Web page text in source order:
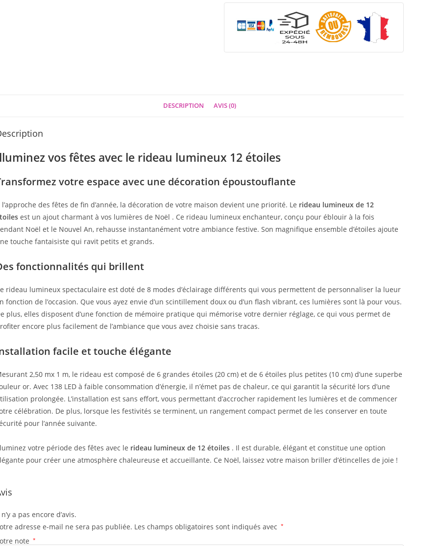
DESCRIPTION AVIS (0)
vos fêtes avec le rideau lumineux 12 étoiles
votre espace avec une décoration époustouflante
l’approche des fêtes de fin d’année, la décoration de votre maison devient une priorité. Le rideau lumineux de 12
est un ajout charmant à vos lumières de Noël . Ce rideau lumineux enchanteur, conçu pour éblouir à la fois
Noël et le Nouvel An, rehausse instantanément votre ambiance festive. Son magnifique ensemble d’étoiles ajoute
touche fantaisiste qui ravit petits et grands.
fonctionnalités qui brillent
rideau lumineux spectaculaire est doté de 8 modes d’éclairage différents qui vous permettent de personnaliser la lueur
fonction de l’occasion. Que vous ayez envie d’un scintillement doux ou d’un flash vibrant, ces lumières sont là pour vous.
plus, elles disposent d’une fonction de mémoire pratique qui mémorise votre dernier réglage, ce qui vous permet de
encore plus facilement de l’ambiance que vous avez choisie sans tracas.
facile et touche élégante
2,50 mx 1 m, le rideau est composé de 6 grandes étoiles (20 cm) et de 6 étoiles plus petites (10 cm) d’une superbe
or. Avec 138 LED à faible consommation d’énergie, il n’émet pas de chaleur, ce qui garantit la sécurité lors d’une
prolongée. L’installation est sans effort, vous permettant d’accrocher rapidement les lumières et de commencer
célébration. De plus, lorsque les festivités se terminent, un rangement compact permet de les conserver en toute
pour l’année suivante.
votre période des fêtes avec le rideau lumineux de 12 étoiles . Il est durable, élégant et constitue une option
pour créer une atmosphère chaleureuse et accueillante. Ce Noël, laissez votre maison briller d’étincelles de joie !
a pas encore d’avis.
adresse e-mail ne sera pas publiée. Les champs obligatoires sont indiqués avec *
note *